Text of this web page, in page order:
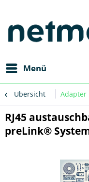
Menü
Übersicht Adapter
RJ45
preLink®